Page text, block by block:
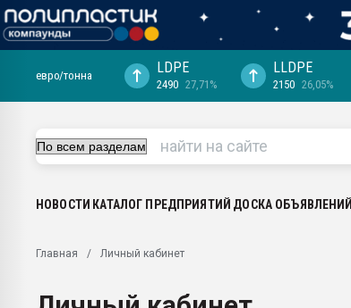
29.07.2026 ФРП помог "Ижевскому
Вакуум-формовочные машины:
евро/тонна LDPE
2490 27,71%
LLDPE
2150 26,05%
НОВОСТИ КАТАЛОГ ПРЕДПРИЯТИЙ ДОСКА ОБЪЯВЛЕНИЙ
Главная Личный кабинет